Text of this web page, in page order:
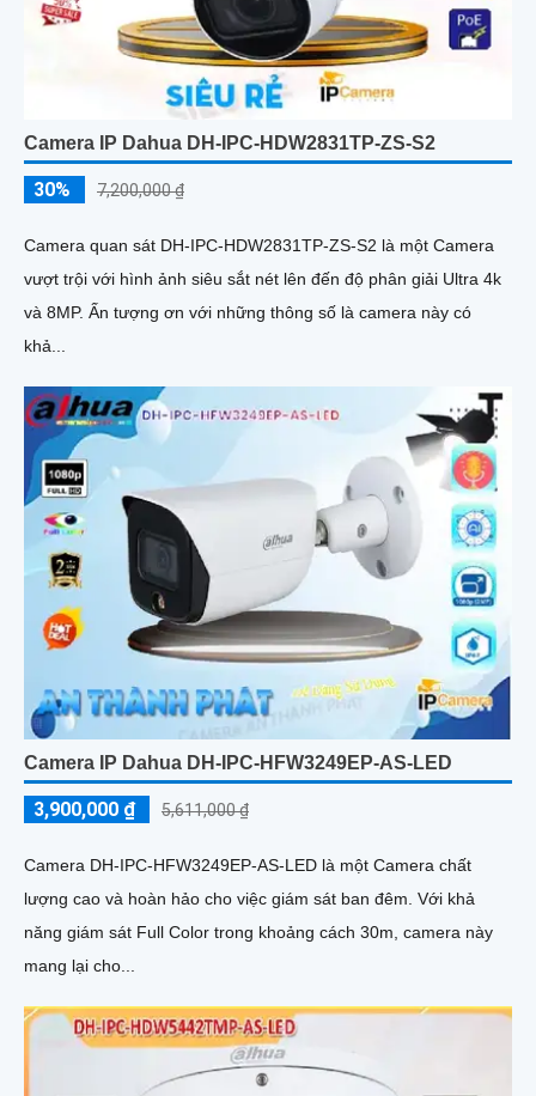
Camera IP Dahua DH-IPC-HDW2831TP-ZS-S2
30% 7,200,000 ₫
Camera quan sát DH-IPC-HDW2831TP-ZS-S2 là một Camera
vượt trội với hình ảnh siêu sắt nét lên đến độ phân giải Ultra 4k
và 8MP. Ấn tượng ơn với những thông số là camera này có
khả...
Camera IP Dahua DH-IPC-HFW3249EP-AS-LED
3,900,000 ₫ 5,611,000 ₫
Camera DH-IPC-HFW3249EP-AS-LED là một Camera chất
lượng cao và hoàn hảo cho việc giám sát ban đêm. Với khả
năng giám sát Full Color trong khoảng cách 30m, camera này
mang lại cho...